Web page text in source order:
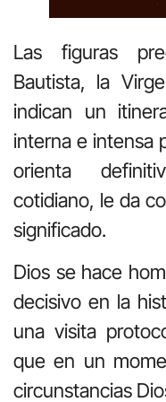
Las figuras
Bautista, la
indican un
interna e intensa
orienta
cotidiano, le da
significado.
Dios se hace
decisivo en la
una visita
que en un
circunstancias